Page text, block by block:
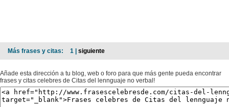
Más frases y citas: 1 | siguiente
Añade esta dirección a tu blog, web o foro para que más gente pueda encontrar
frases y citas celebres de Citas del lennguaje no verbal!